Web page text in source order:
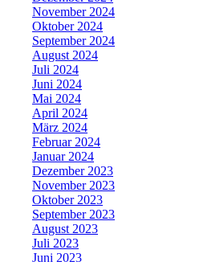
November 2024
Oktober 2024
September 2024
August 2024
Juli 2024
Juni 2024
Mai 2024
April 2024
März 2024
Februar 2024
Januar 2024
Dezember 2023
November 2023
Oktober 2023
September 2023
August 2023
Juli 2023
Juni 2023